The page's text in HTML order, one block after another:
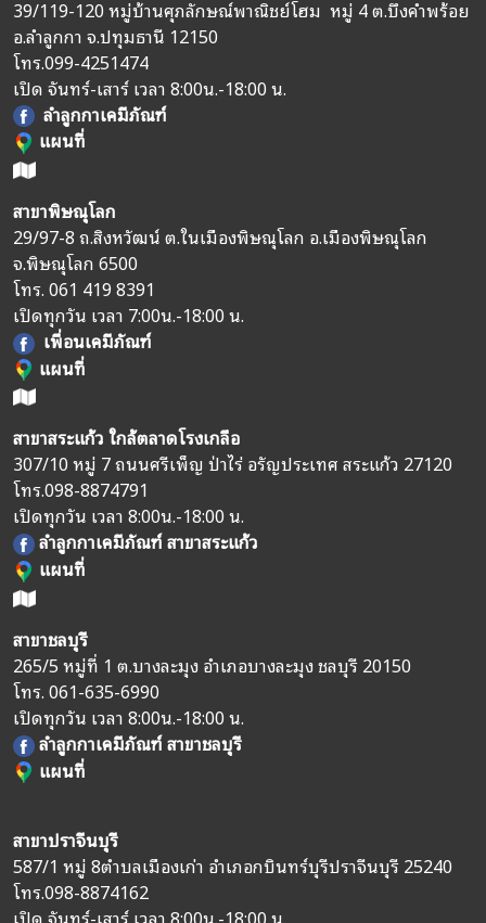
39/119-120 หมู่บ้านศุภลักษณ์พาณิชย์โฮม หมู่ 4 ต.บึงคำพร้อย
อ.ลำลูกกา จ.ปทุมธานี 12150
โทร.099-4251474
เปิด จันทร์-เสาร์ เวลา 8:00น.-18:00 น.
ลำลูกกาเคมีภัณฑ์
แผนที่
สาขาพิษณุโลก
29/97-8 ถ.สิงหวัฒน์ ต.ในเมืองพิษณุโลก อ.เมืองพิษณุโลก
จ.พิษณุโลก 6500
โทร.061 419 8391
เปิดทุกวัน เวลา 7:00น.-18:00 น.
เพื่อนเคมีภัณฑ์
แผนที่
สาขาสระแก้ว ใกล้ตลาดโรงเกลือ
307/10 หมู่ 7 ถนนศรีเพ็ญ ป่าไร่ อรัญประเทศ สระแก้ว 27120
โทร.098-8874791
เปิดทุกวัน เวลา 8:00น.-18:00 น.
ลำลูกกาเคมีภัณฑ์ สาขาสระแก้ว
แผนที่
สาขาชลบุรี
265/5 หมู่ที่ 1 ต.บางละมุง อำเภอบางละมุง ชลบุรี 20150
โทร.061-635-6990
เปิดทุกวัน เวลา 8:00น.-18:00 น.
ลำลูกกาเคมีภัณฑ์ สาขาชลบุรี
แผนที่
สาขาปราจีนบุรี
587/1 หมู่ 8ตำบลเมืองเก่า อำเภอกบินทร์บุรีปราจีนบุรี 25240
โทร.098-8874162